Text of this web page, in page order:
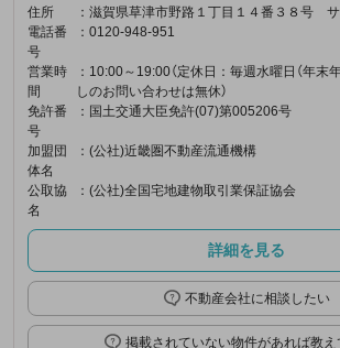
住所
：滋賀県草津市野路１丁目１４番３８号
電話番
号
：0120-948-951
営業時
間
：10:00～19:00（定休日：毎週水曜日（年末
しのお問い合わせは無休）
免許番
号
：国土交通大臣免許(07)第005206号
加盟団
体名
：(公社)近畿圏不動産流通機構
公取協
名
：(公社)全国宅地建物取引業保証協会
詳細を見る
不動産会社に相談したい
掲載されていない物件があれば教え